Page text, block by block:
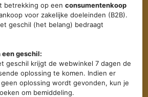
betrekking op eenconsumentenkoop
voor zakelijke doeleinden (B2B).
geschil (het belang) bedraagt
een geschil:
geschil krijgt de webwinkel 7 dagen de
oplossing te komen. Indien er
oplossing wordt gevonden, kun je
om bemiddeling.